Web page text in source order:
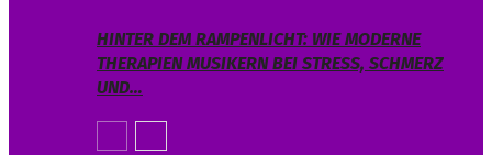
HINTER DEM RAMPENLICHT: WIE MODERNE
THERAPIEN MUSIKERN BEI STRESS, SCHMERZ
UND…